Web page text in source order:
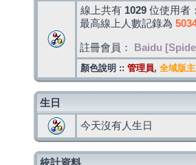
線上共有 1029 位使用者
最高線上人數記錄為
註冊會員： Baidu
顏色說明 :: 管理員, 全域版主
生日
今天沒有人生日